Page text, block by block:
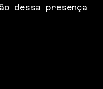
dessa presença